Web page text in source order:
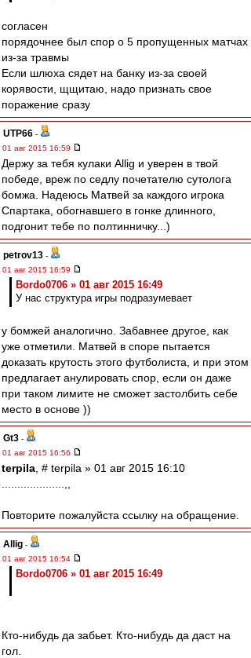
согласен
порядочнее был спор о 5 пропущенных матчах
из-за травмы
Если шлюха сядет на банку из-за своей
корявости, щщитаю, надо признать свое
поражение сразу
UTP66 -
01 авг 2015 16:59
Держу за тебя кулаки Allig и уверен в твой
победе, вреж по седлу почетателю сутолога
бомжа. Надеюсь Матвей за каждого игрока
Спартака, обогнавшего в гонке длинного,
подгонит тебе по полтинничку...)
petrov13 -
01 авг 2015 16:59
Bordo0706 » 01 авг 2015 16:49
У нас структура игры подразумевает
у бомжей аналогично. Забавнее другое, как
уже отметили. Матвей в споре пытается
доказать крутость этого футболиста, и при этом
предлагает анулировать спор, если он даже
при таком лимите не сможет застолбить себе
место в основе ))
Gt3 -
01 авг 2015 16:56
terpila , # terpila » 01 авг 2015 16:10
Повторите пожалуйста ссылку на обращение.
Allig -
01 авг 2015 16:54
Bordo0706 » 01 авг 2015 16:49
Кто-нибудь да забьет. Кто-нибудь да даст на
гол.